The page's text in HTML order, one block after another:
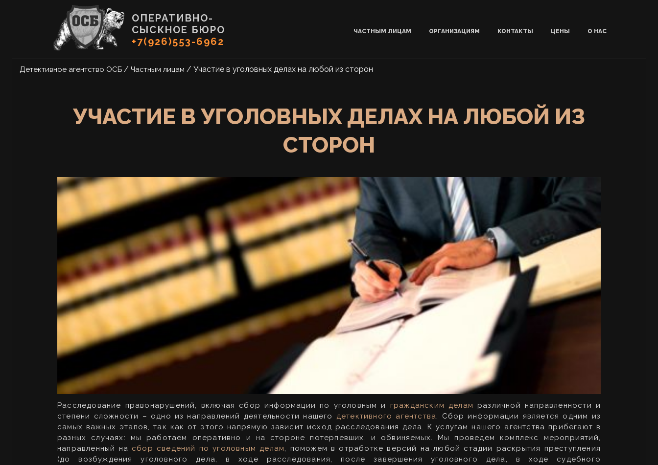
ОПЕРАТИВНО-
СЫСКНОЕ БЮРО
+7(926)553-6962
ЧАСТНЫМ ЛИЦАМ ОРГАНИЗАЦИЯМ КОНТАКТЫ ЦЕНЫ О НАС
Детективное агентство ОСБ / Частным лицам / Участие в уголовных делах на любой из сторон
УЧАСТИЕ В УГОЛОВНЫХ ДЕЛАХ НА ЛЮБОЙ ИЗ
СТОРОН
Расследование правонарушений, включая сбор информации по уголовным и гражданским делам
различной направленности и
степени сложности – одно из направлений деятельности нашего детективного агентства. Сбор информации является одним из
самых важных этапов, так как от этого напрямую зависит исход расследования дела. К услугам нашего агентства прибегают в
разных случаях: мы работаем оперативно и на стороне потерпевших, и обвиняемых. Мы проведем комплекс мероприятий,
направленный на сбор сведений по уголовным делам, поможем в отработке версий на любой стадии раскрытия преступления
(до возбуждения уголовного дела, в ходе расследования, после завершения уголовного дела, в ходе судебного